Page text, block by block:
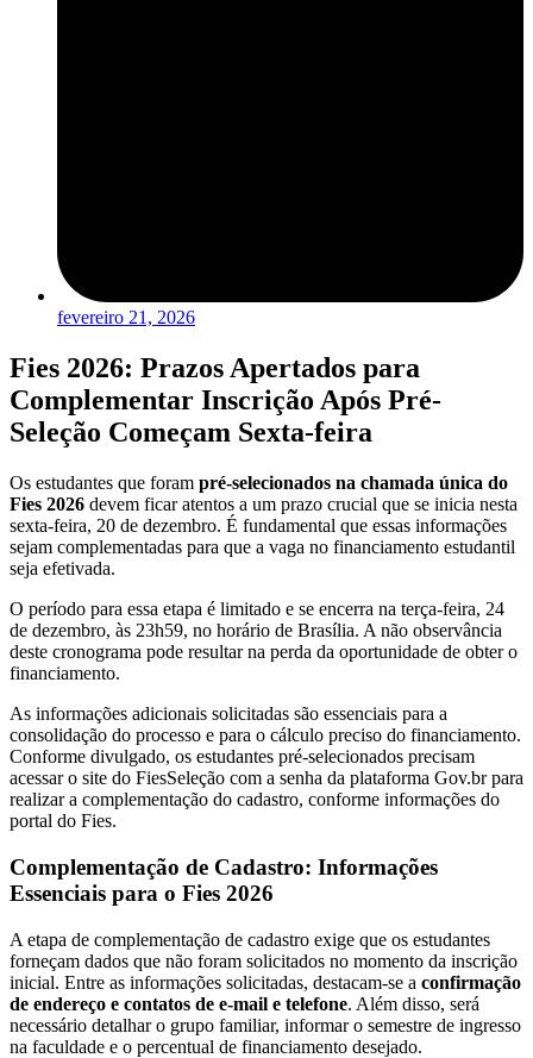
fevereiro 21, 2026
Fies 2026: Prazos Apertados para
Complementar Inscrição Após Pré-
Seleção Começam Sexta-feira
Os estudantes que foram pré-selecionados na chamada única do
Fies 2026 devem ficar atentos a um prazo crucial que se inicia nesta
sexta-feira, 20 de dezembro. É fundamental que essas informações
sejam complementadas para que a vaga no financiamento estudantil
seja efetivada.
O período para essa etapa é limitado e se encerra na terça-feira, 24
de dezembro, às 23h59, no horário de Brasília. A não observância
deste cronograma pode resultar na perda da oportunidade de obter o
financiamento.
As informações adicionais solicitadas são essenciais para a
consolidação do processo e para o cálculo preciso do financiamento.
Conforme divulgado, os estudantes pré-selecionados precisam
acessar o site do FiesSeleção com a senha da plataforma Gov.br para
realizar a complementação do cadastro, conforme informações do
portal do Fies.
Complementação de Cadastro: Informações
Essenciais para o Fies 2026
A etapa de complementação de cadastro exige que os estudantes
forneçam dados que não foram solicitados no momento da inscrição
inicial. Entre as informações solicitadas, destacam-se a confirmação
de endereço e contatos de e-mail e telefone. Além disso, será
necessário detalhar o grupo familiar, informar o semestre de ingresso
na faculdade e o percentual de financiamento desejado.